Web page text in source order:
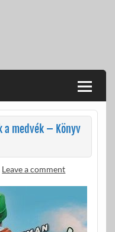
a medvék – Könyv
Leave a comment